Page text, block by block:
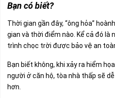
Bạn có biết?
Thời gian gần đây, “ông hỏa”
gian và thời điểm nào. Kể cả đó là
trình chọc trời được bảo vệ an
Bạn biết không, khi xảy ra hiểm
người ở căn hộ, tòa nhà thấp sẽ
hơn.